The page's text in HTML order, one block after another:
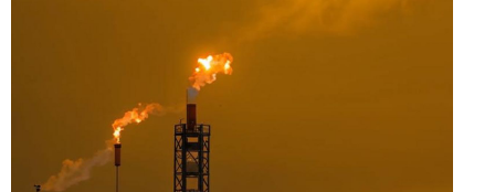
Телефон редакции:+7 495 727-01-67
Электронные почты редакции: